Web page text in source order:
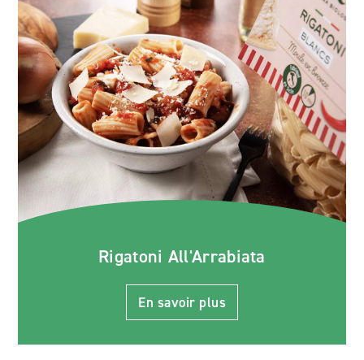
Rigatoni All'Arrabiata
En savoir plus